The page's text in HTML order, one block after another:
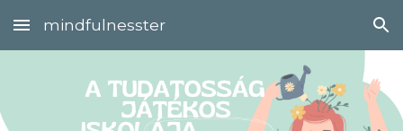
Skip to main content Skip to navigation
mindfulnesster